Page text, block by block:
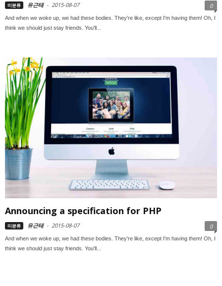
미분류 유근태 - 2015-08-07 0
And when we woke up, we had these bodies. They're like, except I'm having them! Oh, I
think we should just stay friends. You'll...
Announcing a specification for PHP
미분류 유근태 - 2015-08-07 0
And when we woke up, we had these bodies. They're like, except I'm having them! Oh, I
think we should just stay friends. You'll...